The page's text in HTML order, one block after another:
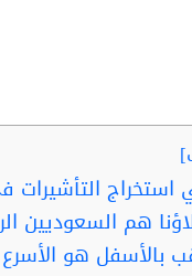
]
التأشيرات
هم السعوديين
بالأسفل هو الأسرع